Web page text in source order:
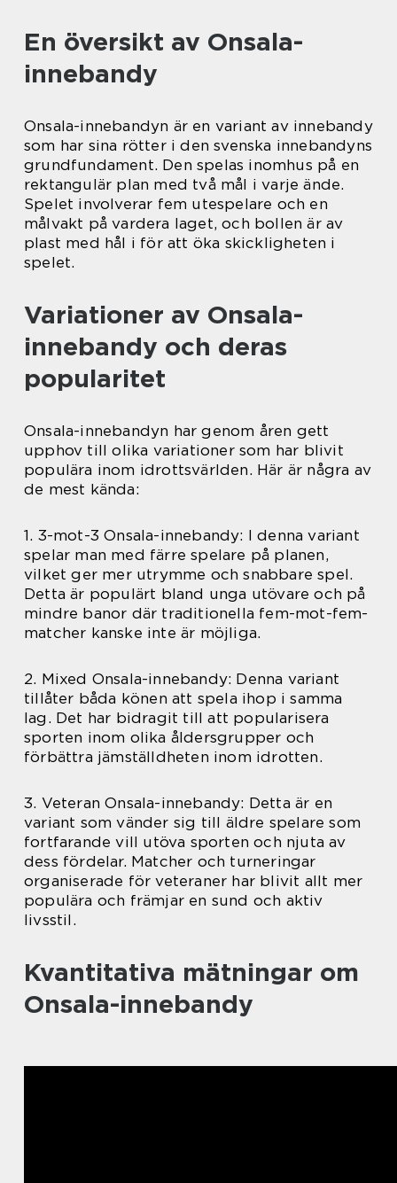
En översikt av Onsala-
innebandy
Onsala-innebandyn är en variant av innebandy
som har sina rötter i den svenska innebandyns
grundfundament. Den spelas inomhus på en
rektangulär plan med två mål i varje ände.
Spelet involverar fem utespelare och en
målvakt på vardera laget, och bollen är av
plast med hål i för att öka skickligheten i
spelet.
Variationer av Onsala-
innebandy och deras
popularitet
Onsala-innebandyn har genom åren gett
upphov till olika variationer som har blivit
populära inom idrottsvärlden. Här är några av
de mest kända:
1. 3-mot-3 Onsala-innebandy: I denna variant
spelar man med färre spelare på planen,
vilket ger mer utrymme och snabbare spel.
Detta är populärt bland unga utövare och på
mindre banor där traditionella fem-mot-fem-
matcher kanske inte är möjliga.
2. Mixed Onsala-innebandy: Denna variant
tillåter båda könen att spela ihop i samma
lag. Det har bidragit till att popularisera
sporten inom olika åldersgrupper och
förbättra jämställdheten inom idrotten.
3. Veteran Onsala-innebandy: Detta är en
variant som vänder sig till äldre spelare som
fortfarande vill utöva sporten och njuta av
dess fördelar. Matcher och turneringar
organiserade för veteraner har blivit allt mer
populära och främjar en sund och aktiv
livsstil.
Kvantitativa mätningar om
Onsala-innebandy